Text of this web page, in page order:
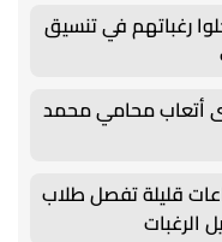
طالب سجلوا رغباتهم في تنسيق
أتعاب محامي محمد
قليلة تفصل طلاب
الرغبات